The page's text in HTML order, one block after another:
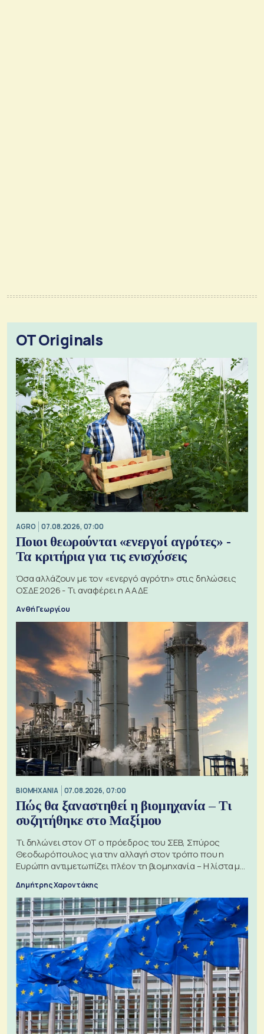
OT Originals
AGRO 07.08.2026, 07:00
Ποιοι θεωρούνται «ενεργοί αγρότες» -
Τα κριτήρια για τις ενισχύσεις
Όσα αλλάζουν με τον «ενεργό αγρότη» στις δηλώσεις
ΟΣΔΕ 2026 - Τι αναφέρει η ΑΑΔΕ
Ανθή Γεωργίου
ΒΙΟΜΗΧΑΝΙΑ 07.08.2026, 07:00
Πώς θα ξαναστηθεί η βιομηχανία – Τι
συζητήθηκε στο Μαξίμου
Τι δηλώνει στον ΟΤ ο πρόεδρος του ΣΕΒ, Σπύρος
Θεοδωρόπουλος για την αλλαγή στον τρόπο που η
Ευρώπη αντιμετωπίζει πλέον τη βιομηχανία – Η λίστα με
Δημήτρης Χαροντάκης